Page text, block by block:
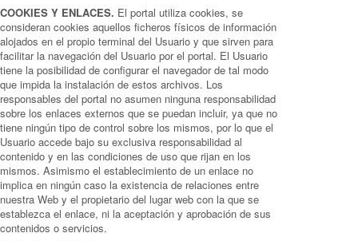
COOKIES Y ENLACES. El portal utiliza cookies, se
consideran cookies aquellos ficheros físicos de información
alojados en el propio terminal del Usuario y que sirven para
facilitar la navegación del Usuario por el portal. El Usuario
tiene la posibilidad de configurar el navegador de tal modo
que impida la instalación de estos archivos. Los
responsables del portal no asumen ninguna responsabilidad
sobre los enlaces externos que se puedan incluir, ya que no
tiene ningún tipo de control sobre los mismos, por lo que el
Usuario accede bajo su exclusiva responsabilidad al
contenido y en las condiciones de uso que rijan en los
mismos. Asimismo el establecimiento de un enlace no
implica en ningún caso la existencia de relaciones entre
nuestra Web y el propietario del lugar web con la que se
establezca el enlace, ni la aceptación y aprobación de sus
contenidos o servicios.